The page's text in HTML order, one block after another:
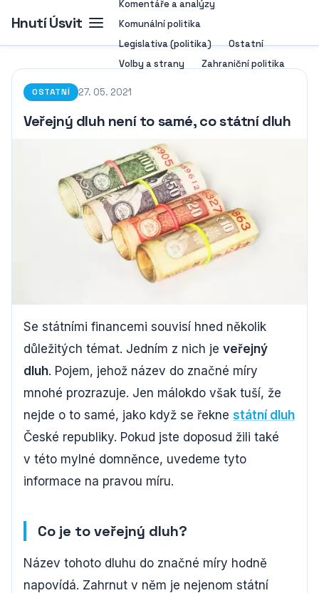
Hnutí Úsvit
Komentáře a analýzy
Komunální politika
Legislativa (politika)
Ostatní
Volby a strany
Zahraniční politika
OSTATNÍ 27. 05. 2021
Veřejný dluh není to samé, co státní dluh
Se státními financemi souvisí hned několik
důležitých témat. Jedním z nich je veřejný
dluh. Pojem, jehož název do značné míry
mnohé prozrazuje. Jen málokdo však tuší, že
nejde o to samé, jako když se řekne státní dluh
České republiky. Pokud jste doposud žili také
v této mylné domněnce, uvedeme tyto
informace na pravou míru.
Co je to veřejný dluh?
Název tohoto dluhu do značné míry hodně
napovídá. Zahrnut v něm je nejenom státní